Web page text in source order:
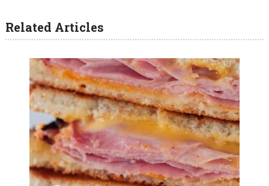
Related Articles